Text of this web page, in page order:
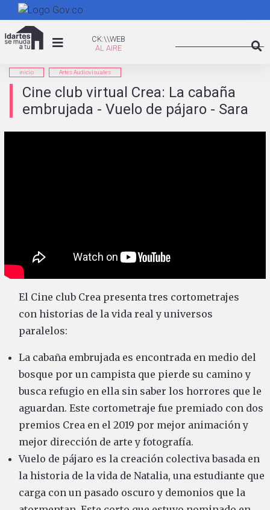
al
CK:\WEB
CK:\\WEB
inicio Artes Audiovisuales
Cine club virtual Crea: La cabaña
embrujada - Vuelo de pájaro - Sara
El Cine club Crea presenta tres cortometrajes
con historias de la vida real y universos
paralelos:
La cabaña embrujada es encontrada en medio del
bosque por un campista que pierde su camino y
busca refugio en ella sin saber los horrores que le
aguardan. Este cortometraje fue premiado con dos
premios Crea en el 2019 por mejor animación y
mejor dirección de arte y fotografía.
Vuelo de pájaro es la creación colectiva basada en
la historia de la vida de Natalia, una estudiante que
carga con un pasado oscuro y demonios que la